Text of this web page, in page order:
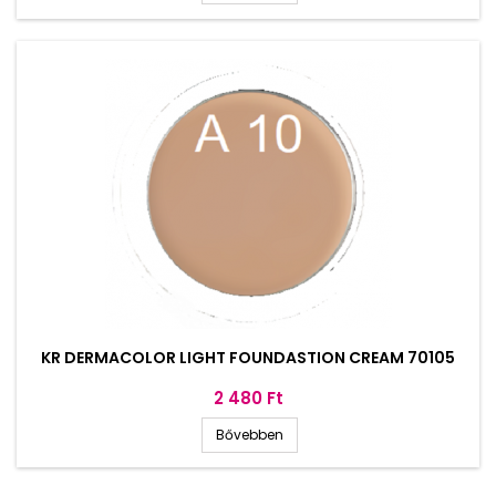
KR DERMACOLOR LIGHT FOUNDASTION CREAM 70105
Ár
2 480 Ft
Bővebben